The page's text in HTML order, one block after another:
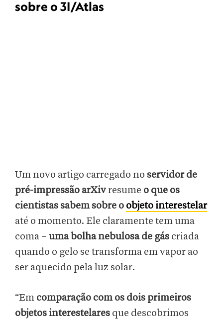
sobre o 3I/Atlas
Um novo artigo carregado no servidor de
pré-impressão arXivresume o que os
cientistas sabem sobre o objeto interestelar
até o momento. Ele claramente tem uma
coma – uma bolha nebulosa de gás criada
quando o gelo se transforma em vapor ao
ser aquecido pela luz solar.
“Em comparação com os dois primeiros
objetos interestelares que descobrimos